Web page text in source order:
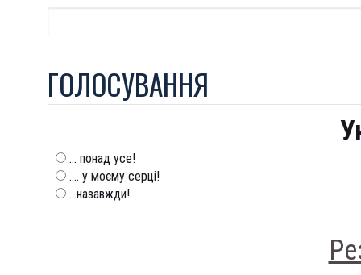
ГОЛОСУВАННЯ
... понад усе!
.... у моєму серці!
...назавжди!